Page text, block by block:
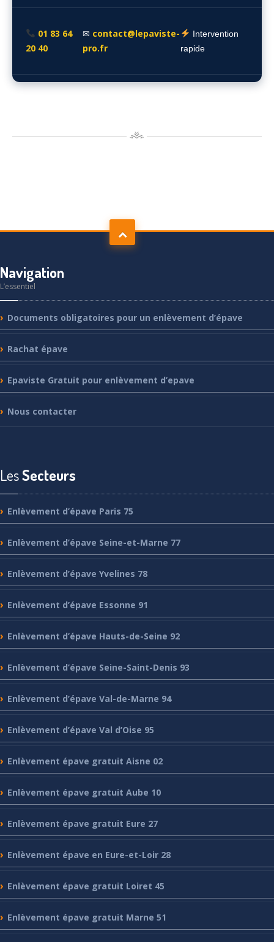
01 83 64
20 40
✉ contact@lepaviste-
pro.fr
Intervention
rapide
Navigation
L’essentiel
Documents obligatoires pour un enlèvement d’épave
Rachat épave
Epaviste Gratuit pour enlèvement d’epave
Nous contacter
LesSecteurs
Enlèvement d’épave Paris 75
Enlèvement d’épave Seine-et-Marne 77
Enlèvement d’épave Yvelines 78
Enlèvement d’épave Essonne 91
Enlèvement d’épave Hauts-de-Seine 92
Enlèvement d’épave Seine-Saint-Denis 93
Enlèvement d’épave Val-de-Marne 94
Enlèvement d’épave Val d’Oise 95
Enlèvement épave gratuit Aisne 02
Enlèvement épave gratuit Aube 10
Enlèvement épave gratuit Eure 27
Enlèvement épave en Eure-et-Loir 28
Enlèvement épave gratuit Loiret 45
Enlèvement épave gratuit Marne 51